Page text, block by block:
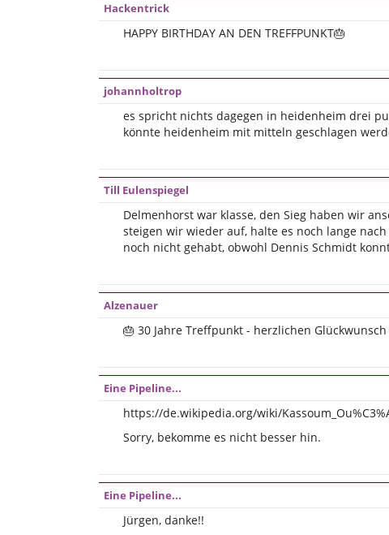
Hackentrick
HAPPY BIRTHDAY AN DEN TREFFPUNKT🎂
johannholtrop
es spricht nichts dagegen in heidenheim drei
könnte heidenheim mit mitteln geschlagen
Till Eulenspiegel
Delmenhorst war klasse, den Sieg haben wir
steigen wir wieder auf, halte es noch lange
noch nicht gehabt, obwohl Dennis Schmidt
Alzenauer
🎂 30 Jahre Treffpunkt - herzlichen
Eine Pipeline...
https://de.wikipedia.org/wiki/
Sorry, bekomme es nicht besser hin.
Eine Pipeline...
Jürgen, danke!!